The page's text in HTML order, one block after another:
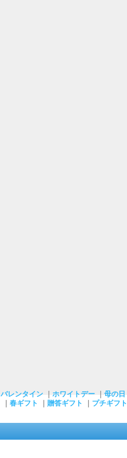
バレンタイン ホワイトデー 母の日
春ギフト 贈答ギフト プチギフト